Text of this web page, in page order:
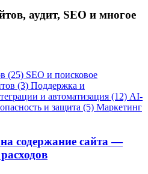
аудит, SEO и многое
(25) SEO и поисковое
(3) Поддержка и
и автоматизация (12) AI-
и защита (5) Маркетинг
содержание сайта —